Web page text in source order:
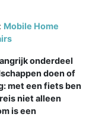
Mobile Home
onderdeel
doen of
met een fiets ben
niet alleen
is een